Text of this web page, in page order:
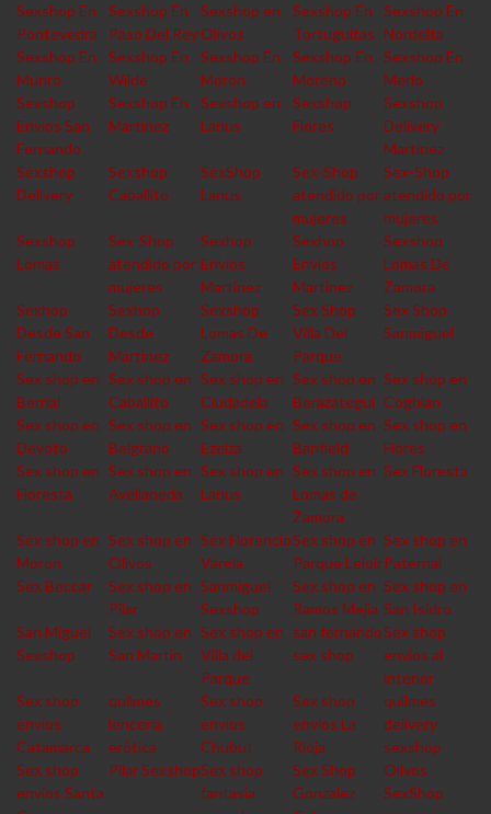
Sexshop En
Pontevedra
Sexshop En
Paso Del Rey
Sexshop en
Olivos
Sexshop En
Tortuguitas
Sexshop En
Nordelta
Sexshop En
Munro
Sexshop En
Wilde
Sexshop En
Moron
Sexshop En
Moreno
Sexshop En
Merlo
Sexshop
Envios San
Fernando
Sexshop En
Martinez
Sexshop en
Lanus
Sexshop
Flores
Sexshop
Delivery
Martinez
Sexshop
Delivery
Sexshop
Caballito
SexShop
Lanus
Sex-Shop
atendido por
mujeres
Sex-Shop
atendido por
mujeres
Sexshop
Lomas
Sex-Shop
atendido por
mujeres
Sexhop
Envios
Martinez
Sexhop
Envios
Martinez
Sexshop
Lomas De
Zamora
Sexhop
Desde San
Fernando
Sexhop
Desde
Martinez
Sexshop
Lomas De
Zamora
Sex Shop
Villa Del
Parque
Sex Shop
Sanmiguel
Sex shop en
Bernal
Sex shop en
Caballito
Sex shop en
Ciudadela
Sex shop en
Berazategui
Sex shop en
Coghlan
Sex shop en
Devoto
Sex shop en
Belgrano
Sex shop en
Ezeiza
Sex shop en
Banfield
Sex shop en
Flores
Sex shop en
Floresta
Sex shop en
Avellaneda
Sex shop en
Lanus
Sex shop en
Lomas de
Zamora
Sex Floresta
Sex shop en
Moron
Sex shop en
Olivos
Sex Florencio
Varela
Sex shop en
Parque Leloir
Sex shop en
Paternal
Sex Beccar
Sex shop en
Pilar
Sanmiguel
Sexshop
Sex shop en
Ramos Mejia
Sex shop en
San Isidro
San Miguel
Sexshop
Sex shop en
San Martin
Sex shop en
Villa del
Parque
san fernando
sex shop
Sex shop
envios al
interior
Sex shop
envios
Catamarca
quilmes
lencería
erótica
Sex shop
envios
Chubut
Sex shop
envios La
Rioja
quilmes
delivery
sexshop
Sex shop
envios Santa
Pilar SexshopSex shop
fantasia
Sex Shop
Gonzalez
Olivos
SexShop